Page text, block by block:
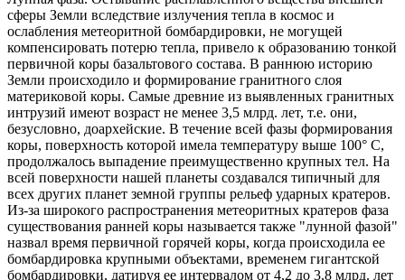
сферы Земли вследствие излучения тепла в космос и
ослабления метеоритной бомбардировки, не могущей
компенсировать потерю тепла, привело к образованию тонкой
первичной коры базальтового состава. В раннюю историю
Земли происходило и формирование гранитного слоя
материковой коры. Самые древние из выявленных гранитных
интрузий имеют возраст не менее 3,5 млрд. лет, т.е. они,
безусловно, доархейские. В течение всей фазы формирования
коры, поверхность которой имела температуру выше 100° С,
продолжалось выпадение преимущественно крупных тел. На
всей поверхности нашей планеты создавался типичный для
всех других планет земной группы рельеф ударных кратеров.
Из-за широкого распространения метеоритных кратеров фаза
существования ранней коры называется также "лунной фазой"
назвал время первичной горячей коры, когда происходила ее
бомбардировка крупными объектами, временем гигантской
бомбардировки, датируя ее интервалом от 4,2 до 3,8 млрд. лет